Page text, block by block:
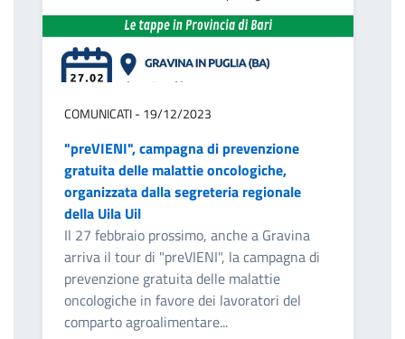
COMUNICATI - 19/12/2023
"preVIENI", campagna di prevenzione
gratuita delle malattie oncologiche,
organizzata dalla segreteria regionale
della Uila Uil
Il 27 febbraio prossimo, anche a Gravina
arriva il tour di "preVIENI", la campagna di
prevenzione gratuita delle malattie
oncologiche in favore dei lavoratori del
comparto agroalimentare...